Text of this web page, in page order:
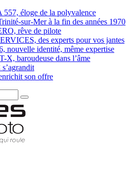
éloge de la polyvalence
sur-Mer à la fin des années 1970
rêve de pilote
des experts pour vos jantes
nouvelle identité, même expertise
X, baroudeuse dans l’âme
son offre